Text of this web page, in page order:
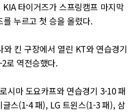
타이거즈가 스프링캠프 마지막
누르고 첫 승을 올렸다.
와 킨 구장에서 열린 KT와 연습경기
로 역전승했다.
시마 도요카프와 연습경기 3-10 패
스(1-4 패), LG 트윈스(1-3 패), 삼